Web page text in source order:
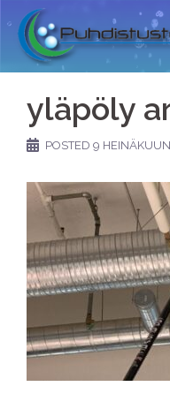
yläpöly
POSTED 9